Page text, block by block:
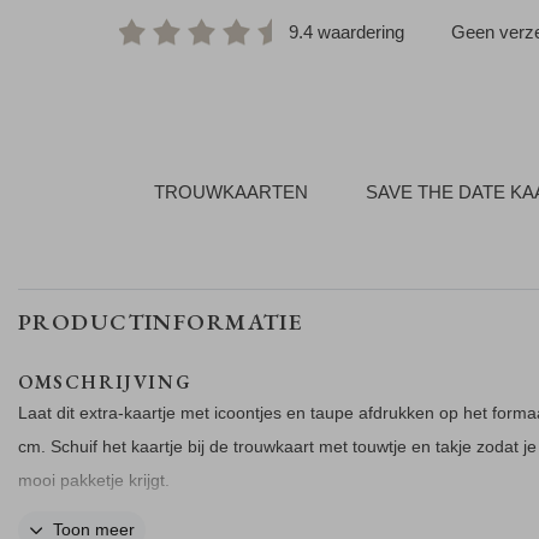
9.4 waardering Geen
TROUWKAARTEN SAVE THE DATE
PRODUCTINFORMATIE
OMSCHRIJVING
Laat dit extra-kaartje met icoontjes en taupe afdrukken op het
cm. Schuif het kaartje bij de trouwkaart met touwtje en takje zodat
mooi pakketje krijgt.
Toon meer